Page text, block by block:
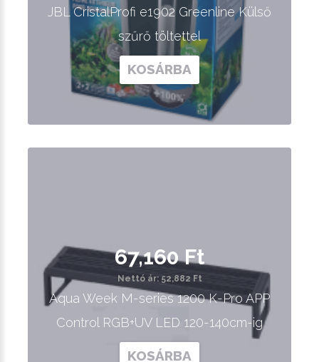
JBL CristalProfi e1902 Greenline Külső
szűrő töltettel
KOSÁRBA
67,160 Ft
Nettó ár: 52,882 Ft
Aqua Week M-series 1200 K-Pro APP
Control RGB+UV LED 120-140cm-ig
KOSÁRBA